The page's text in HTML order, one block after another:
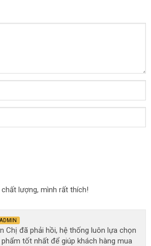
lượng, mình rất thích!
ADMIN
Chị đã phải hồi, hệ thống luôn lựa chọn
tốt nhất để giúp khách hàng mua